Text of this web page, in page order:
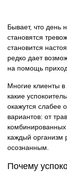
Бывает, что день
становятся
становится
редко дает
на помощь
Многие клиенты
какие
окажутся слабее
вариантов: от
каждый организм
осознанным.
Почему